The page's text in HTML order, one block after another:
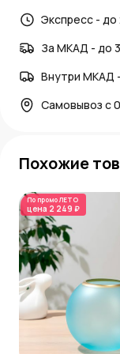
Экспресс - до
За МКАД - до
Внутри МКАД
Самовывоз с
Похожие
По промоЛЕТО
цена 2 249 ₽